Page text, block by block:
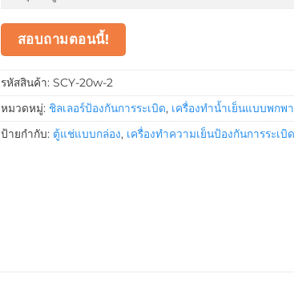
สอบถามตอนนี้!
รหัสสินค้า: SCY-20w-2
หมวดหมู่: ชิลเลอร์ป้องกันการระเบิด, เครื่องทำน้ำเย็นแบบพกพา
ป้ายกำกับ: ตู้แช่แบบกล่อง, เครื่องทำความเย็นป้องกันการระเบิด